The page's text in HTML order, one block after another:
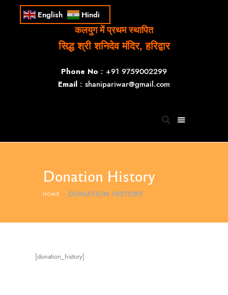
English Hindi
कलयुग में प्रथम स्थापित
सिद्ध श्री शनिदेव मंदिर, हरिद्वार
Phone No : +91 9759002299
Email : shanipariwar@gmail.com
Donation History
HOME DONATION HISTORY
[donation_history]